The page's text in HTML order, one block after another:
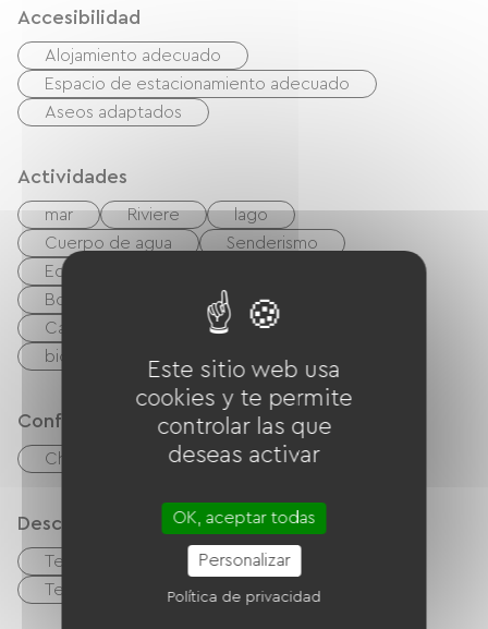
tranquille
Accesibilidad
Alojamiento adecuado
Espacio de estacionamiento adecuado
Aseos adaptados
Actividades
mar Riviere
lago
Cuerpo de agua
Senderismo
Equitación
Boulodrome / Pétanque court
Cancha de tenis
bicicleta
bicicleta de montaña
Camino verde
Confort
Chimenea
Descripción
Terraza
Garaje
Terreno privado cercado
Este sitio web usa
cookies y te permite
controlar las que
deseas activar
OK, aceptar todas
Personalizar
Política de privacidad